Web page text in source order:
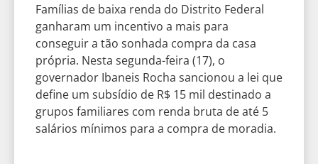
Famílias de baixa renda do Distrito Federal
ganharam um incentivo a mais para
conseguir a tão sonhada compra da casa
própria. Nesta segunda-feira (17), o
governador Ibaneis Rocha sancionou a lei que
define um subsídio de R$ 15 mil destinado a
grupos familiares com renda bruta de até 5
salários mínimos para a compra de moradia.